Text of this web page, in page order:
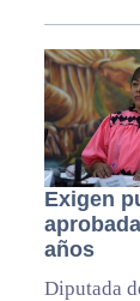
Exigen
años
Diputada